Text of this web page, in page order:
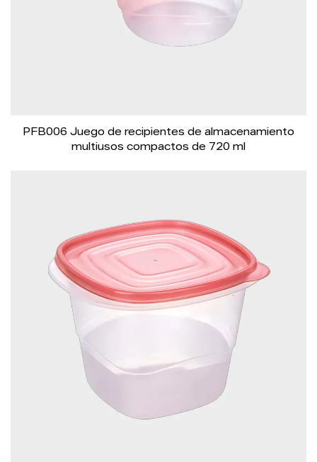
PFB006 Juego de recipientes de almacenamiento
multiusos compactos de 720 ml